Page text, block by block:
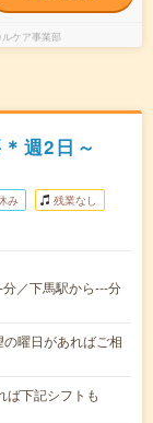
ケア事業部
週2日～
み 残業なし
／下馬駅から---分
曜日があればご相
ば下記シフトも